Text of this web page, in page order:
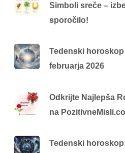
Simboli sreče –
sporočilo!
Tedenski
februarja 2026
Odkrijte Najlepša
na
Tedenski